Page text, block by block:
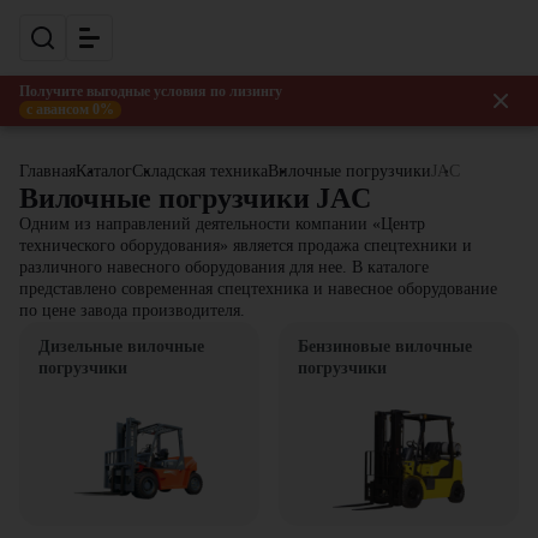
Получите выгодные условия по лизингу
с авансом 0%
Главная КаталогСкладская техника Вилочные погрузчики JAC
Вилочные погрузчики JAC
Одним из направлений деятельности компании «Центр
технического оборудования» является продажа спецтехники и
различного навесного оборудования для нее. В каталоге
представлено современная спецтехника и навесное оборудование
по цене завода производителя.
Дизельные вилочные
погрузчики
Бензиновые вилочные
погрузчики